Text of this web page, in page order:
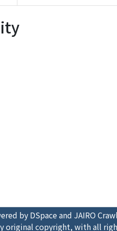
by DSpace and JAIRO
original copyright, with all